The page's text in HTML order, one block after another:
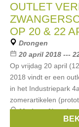
OUTLET
OP 20 & 22
Drongen
20 april 2018 ---
Op vrijdag 20 april
2018 vindt er een
in het Industriepark
zomerartikelen
Merken:Noppies
Esprit